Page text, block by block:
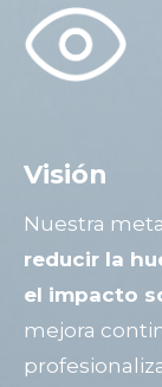
Visión
Nuestra
reducir la
el impacto
mejora